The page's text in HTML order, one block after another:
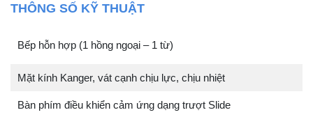
THÔNG SỐ KỸ THUẬT
Bếp hỗn hợp (1 hồng ngoại – 1 từ)
Mặt kính Kanger, vát cạnh chịu lực, chịu nhiệt
Bàn phím điều khiển cảm ứng dạng trượt Slide